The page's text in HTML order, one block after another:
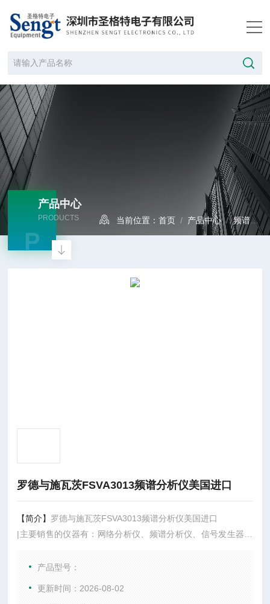
产品中心
PRODUCTS
P
当前位置：首页 / 产品中心/频谱分析仪
罗德与施瓦茨FSVA3013频谱分析仪美国进口
【简介】 罗德与施瓦茨FSVA3013频谱分析仪美国进口
|主要销售的仪器有：网络分析仪、频谱分析仪、信号发生器、
等。
产品型号：
更新时间：2026-08-02